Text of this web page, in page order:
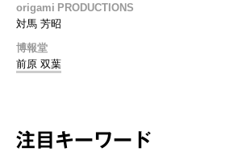
origami PRODUCTIONS
対馬 芳昭
博報堂
前原 双葉
注目キーワード